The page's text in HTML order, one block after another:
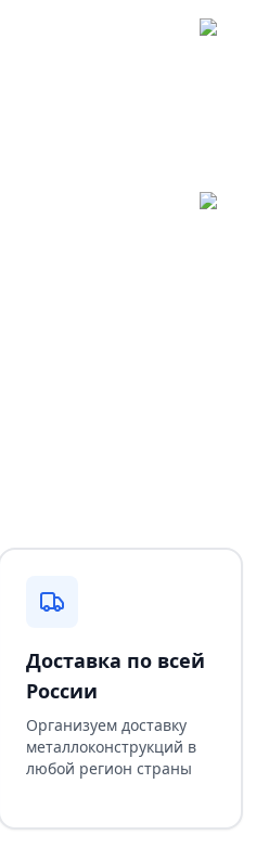
Доставка по всей
России
Организуем доставку
металлоконструкций в
любой регион страны